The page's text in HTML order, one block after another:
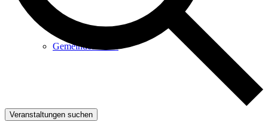
Gemeindeabende
Veranstaltungen suchen